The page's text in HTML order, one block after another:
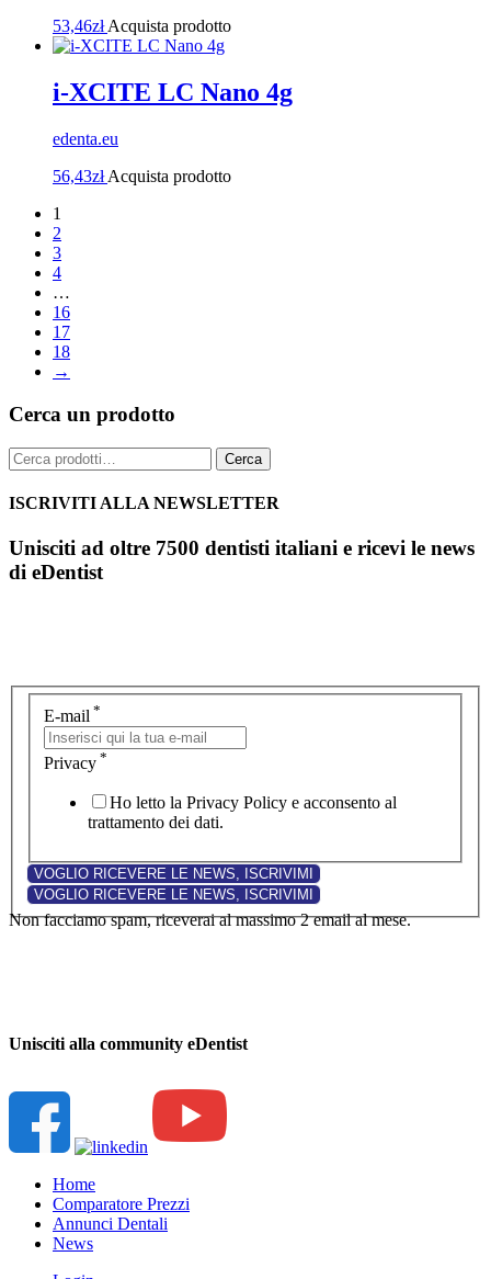
53,46zł Acquista prodotto
i-XCITE LC Nano 4g
edenta.eu
56,43zł Acquista prodotto
1
2
3
4
…
16
17
18
→
Cerca un prodotto
Cerca: Cerca
ISCRIVITI ALLA NEWSLETTER
Unisciti ad oltre 7500 dentisti italiani e ricevi le news
di eDentist
E-mail *
Privacy *
Ho letto la Privacy Policy e acconsento al
trattamento dei dati.
Non facciamo spam, riceverai al massimo 2 email al mese.
Unisciti alla community eDentist
Home
Comparatore Prezzi
Annunci Dentali
News